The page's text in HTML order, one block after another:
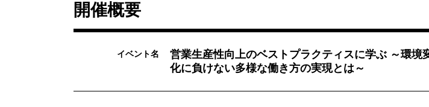
開催概要
イベント名
営業生産性向上のベストプラクティスに学ぶ ～環境
化に負けない多様な働き方の実現とは～